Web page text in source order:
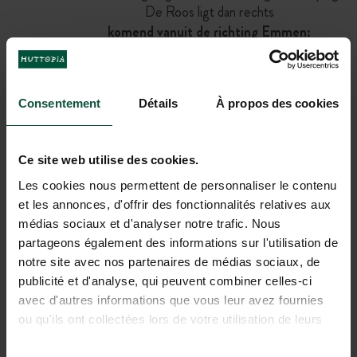
Consentement Détails À propos des cookies
Ce site web utilise des cookies.
Les cookies nous permettent de personnaliser le contenu
et les annonces, d'offrir des fonctionnalités relatives aux
médias sociaux et d'analyser notre trafic. Nous
partageons également des informations sur l'utilisation de
notre site avec nos partenaires de médias sociaux, de
publicité et d'analyse, qui peuvent combiner celles-ci
avec d'autres informations que vous leur avez fournies
ou qu'ils ont collectées lors de votre utilisation de leurs
De Roos ligt dan rechts
komend vanuit de richting Emmen:
1) vanaf Emmen richting Zwolle (N34)
2) na ongeveer 40 km: op de rotonde de derde
afslag (N36 richting Almelo-Vriezenveen)
3) zie verder B 4 enz.
komend vanuit de richting Almelo:
1) vanaf Almelo richting Ommen (N36)
2) na ongeveer 20 km bij Mariënberg linksaf
richting Beerze (R103)
3) deze weg ongeveer 3,5 km volgen; Camping
De Roos ligt dan rechts.
Openbaar Vervoer
Komt u met de trein dan kunt u het beste in
Ommen uitstappen
Naar Camping De Roos is het dan nog